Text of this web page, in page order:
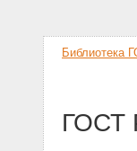
Библиотека
ГОСТ